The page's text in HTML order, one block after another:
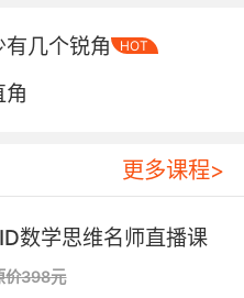
几个锐角 HOT
角
更多课程>
数学思维名师直播课
价398元